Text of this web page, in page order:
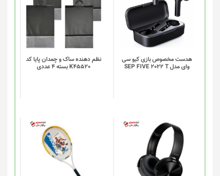
هدست مخصوص بازی کیو سی
وای مدل SEP FIVE 2022 T
دارای
انواع
مختلفی
می
باشد.
گزینه
ها
محصول
انتخاب
شوند
نظم دهنده ساک و چمدان پایا کد
K45520 بسته 4 عددی
دارای
انواع
می
باشد.
گزینه
ها
محصول
انتخاب
شوند